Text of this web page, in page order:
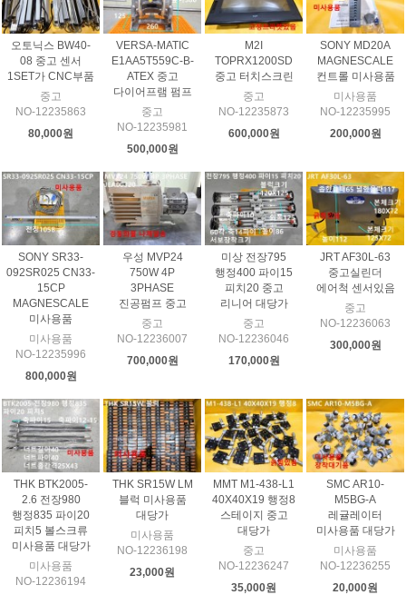
오토닉스 BW40-
08 중고 센서
1SET가 CNC부품
중고
NO-12235863
80,000원
VERSA-MATIC
E1AA5T559C-B-
ATEX 중고
다이어프램 펌프
중고
NO-12235981
500,000원
M2I
TOPRX1200SD
중고 터치스크린
중고
NO-12235873
600,000원
SONY MD20A
MAGNESCALE
컨트롤 미사용품
미사용품
NO-12235995
200,000원
SONY SR33-
092SR025 CN33-
15CP
MAGNESCALE
미사용품
미사용품
NO-12235996
800,000원
우성 MVP24
750W 4P
3PHASE
진공펌프 중고
중고
NO-12236007
700,000원
미상 전장795
행정400 파이15
피치20 중고
리니어 대당가
중고
NO-12236046
170,000원
JRT AF30L-63
중고실린더
에어척 센서있음
중고
NO-12236063
300,000원
THK BTK2005-
2.6 전장980
행정835 파이20
피치5 볼스크류
미사용품 대당가
미사용품
NO-12236194
THK SR15W LM
블럭 미사용품
대당가
미사용품
NO-12236198
23,000원
MMT M1-438-L1
40X40X19 행정8
스테이지 중고
대당가
중고
NO-12236247
35,000원
SMC AR10-
M5BG-A
레귤레이터
미사용품 대당가
미사용품
NO-12236255
20,000원